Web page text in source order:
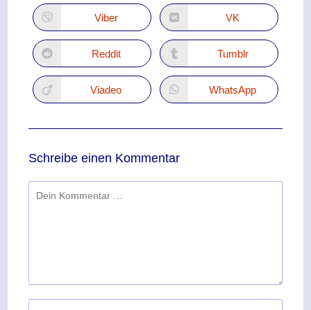
Viber VK
Reddit Tumblr
Viadeo WhatsApp
Schreibe einen Kommentar